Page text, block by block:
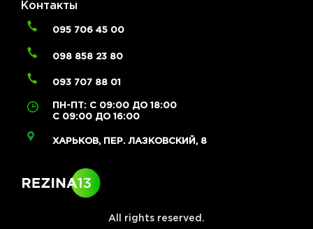
Контакты
095 706 45 00
098 858 23 80
093 707 88 01
ПН-ПТ: С 09:00 ДО 18:00
С 09:00 ДО 16:00
ХАРЬКОВ, ПЕР. ЛАЗКОВСКИЙ, 8
All rights reserved.